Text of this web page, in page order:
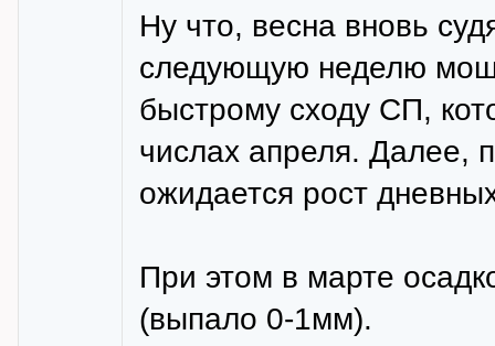
Ну что, весна вновь
следующую неделю
быстрому сходу СП,
числах апреля. Далее,
ожидается рост
При этом в марте
(выпало 0-1мм).